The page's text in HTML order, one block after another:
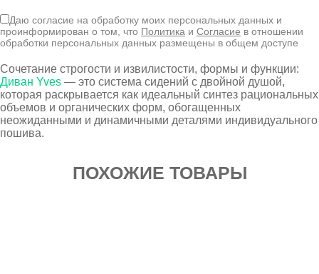
Даю согласие на обработку моих персональных данных и
проинформирован о том, что Политика и Согласие в отношении
обработки персональных данных размещены в общем доступе
Сочетание строгости и извилистости, формы и функции:
Диван Yves — это система сидений с двойной душой,
которая раскрывается как идеальный синтез рациональных
объемов и органических форм, обогащенных
неожиданными и динамичными деталями индивидуального
пошива.
ПОХОЖИЕ ТОВАРЫ